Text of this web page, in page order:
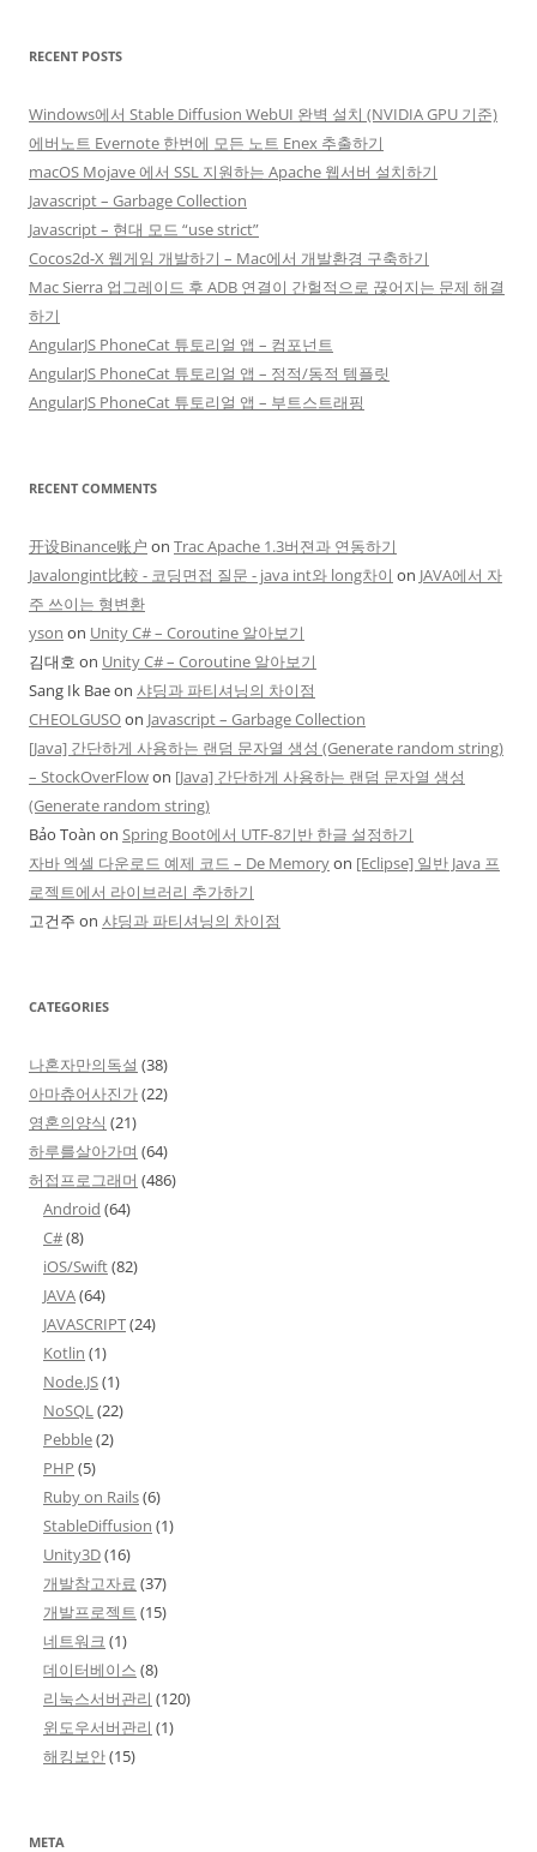
RECENT POSTS
Windows에서 Stable Diffusion WebUI 완벽 설치 (NVIDIA GPU 기준)
에버노트 Evernote 한번에 모든 노트 Enex 추출하기
macOS Mojave 에서 SSL 지원하는 Apache 웹서버 설치하기
Javascript – Garbage Collection
Javascript – 현대 모드 “use strict”
Cocos2d-X 웹게임 개발하기 – Mac에서 개발환경 구축하기
Mac Sierra 업그레이드 후 ADB 연결이 간헐적으로 끊어지는 문제 해결
하기
AngularJS PhoneCat 튜토리얼 앱 – 컴포넌트
AngularJS PhoneCat 튜토리얼 앱 – 정적/동적 템플릿
AngularJS PhoneCat 튜토리얼 앱 – 부트스트래핑
RECENT COMMENTS
开设Binance账户 on Trac Apache 1.3버젼과 연동하기
Javalongint比較 - 코딩면접 질문 - java int와 long차이 on JAVA에서 자
주 쓰이는 형변환
yson on Unity C# – Coroutine 알아보기
김대호 on Unity C# – Coroutine 알아보기
Sang Ik Baeon 샤딩과 파티셔닝의 차이점
CHEOLGUSOon Javascript – Garbage Collection
[Java] 간단하게 사용하는 랜덤 문자열 생성 (Generate random string)
– StockOverFlowon [Java] 간단하게 사용하는 랜덤 문자열 생성
(Generate random string)
Bảo Toàn on Spring Boot에서 UTF-8기반 한글 설정하기
자바 엑셀 다운로드 예제 코드 – De Memoryon [Eclipse] 일반 Java 프
로젝트에서 라이브러리 추가하기
고건주 on 샤딩과 파티셔닝의 차이점
CATEGORIES
나혼자만의독설 (38)
아마츄어사진가(22)
영혼의양식 (21)
하루를살아가며 (64)
허접프로그래머 (486)
Android (64)
C#(8)
iOS/Swift(82)
JAVA(64)
JAVASCRIPT(24)
Kotlin (1)
Node.JS(1)
NoSQL(22)
Pebble(2)
PHP (5)
Ruby on Rails(6)
StableDiffusion (1)
Unity3D(16)
개발참고자료 (37)
개발프로젝트 (15)
네트워크 (1)
데이터베이스 (8)
리눅스서버관리 (120)
윈도우서버관리 (1)
해킹보안(15)
META